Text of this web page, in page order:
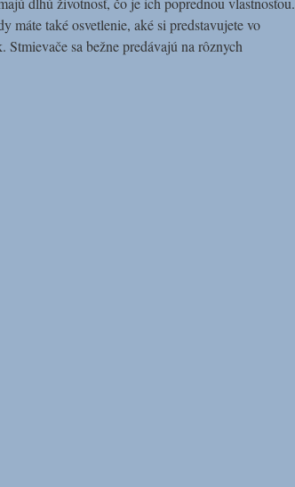
máte také osvetlenie, aké si predstavujete vo
sa bežne predávajú na rôznych